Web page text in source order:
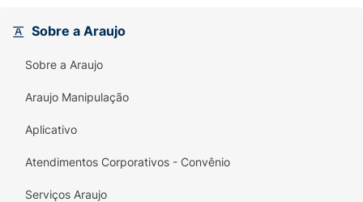
Sobre a Araujo
Sobre a Araujo
Araujo Manipulação
Aplicativo
Atendimentos Corporativos - Convênio
Serviços Araujo